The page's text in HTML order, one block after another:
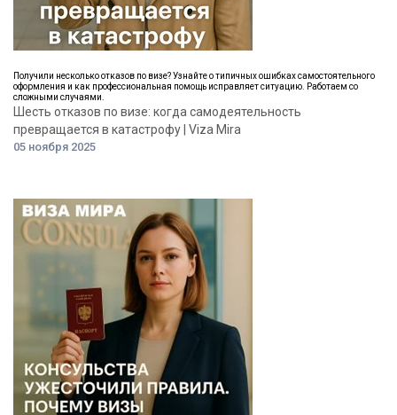
Получили несколько отказов по визе? Узнайте о типичных ошибках самостоятельного
оформления и как профессиональная помощь исправляет ситуацию. Работаем со
сложными случаями.
Шесть отказов по визе: когда самодеятельность
превращается в катастрофу | Viza Mira
05 ноября 2025